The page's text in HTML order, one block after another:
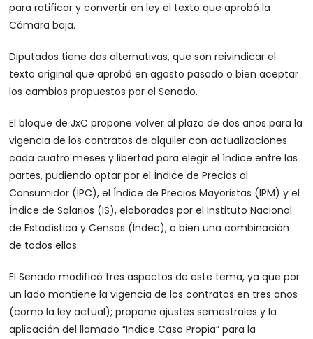
para ratificar y convertir en ley el texto que aprobó la
Cámara baja.
Diputados tiene dos alternativas, que son reivindicar el
texto original que aprobó en agosto pasado o bien aceptar
los cambios propuestos por el Senado.
El bloque de JxC propone volver al plazo de dos años para la
vigencia de los contratos de alquiler con actualizaciones
cada cuatro meses y libertad para elegir el índice entre las
partes, pudiendo optar por el Índice de Precios al
Consumidor (IPC), el Índice de Precios Mayoristas (IPM) y el
Índice de Salarios (IS), elaborados por el Instituto Nacional
de Estadística y Censos (Indec), o bien una combinación
de todos ellos.
El Senado modificó tres aspectos de este tema, ya que por
un lado mantiene la vigencia de los contratos en tres años
(como la ley actual); propone ajustes semestrales y la
aplicación del llamado “Indice Casa Propia” para la